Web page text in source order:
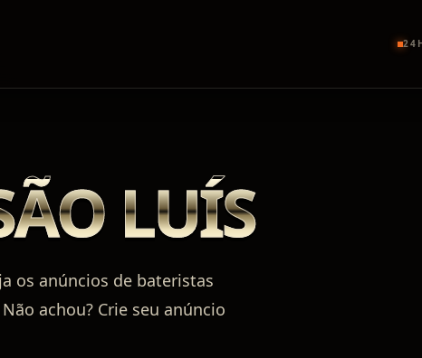
LUÍS
os anúncios de bateristas
achou? Crie seu anúncio